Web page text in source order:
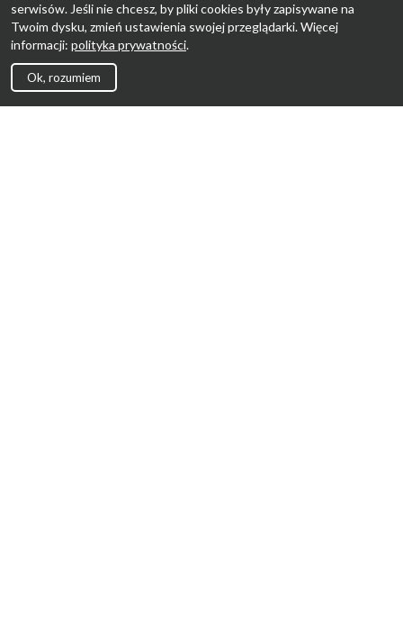
serwisów. Jeśli nie chcesz, by pliki cookies były zapisywane na
Twoim dysku, zmień ustawienia swojej przeglądarki. Więcej
informacji: polityka prywatności.
Ok, rozumiem